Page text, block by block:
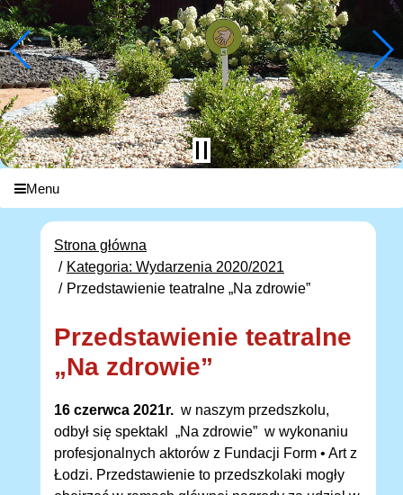
Menu
Strona główna
Kategoria: Wydarzenia 2020/2021
Przedstawienie teatralne „Na zdrowie”
Przedstawienie teatralne
„Na zdrowie”
16 czerwca 2021r. w naszym przedszkolu,
odbył się spektakl „Na zdrowie” w wykonaniu
profesjonalnych aktorów z Fundacji Form • Art z
Łodzi. Przedstawienie to przedszkolaki mogły